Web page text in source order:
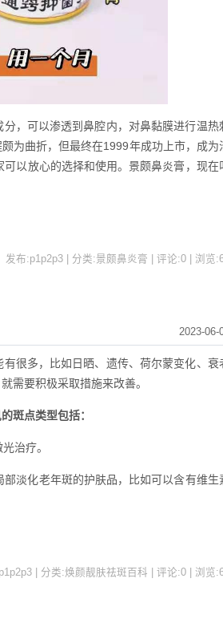
，可以渗透到鼻腔内，对鼻黏膜进行温热
为曲折，但最终在1999年成功上市，成为
以放心的选择和使用。景颇鼻炎膏，现在
发布:p1p2p3 | 分类:景颇鼻炎膏 | 评论:0 | 浏览:
2023-06-
很多，比如日晒、遗传、荷尔蒙变化、衰
需要积极采取措施来改善。
斑点类型包括：
治疗。
淡化老年斑的护肤品，比如可以含有维生
| 分类:焕颜靓肤祛斑百科 | 评论:0 | 浏览: